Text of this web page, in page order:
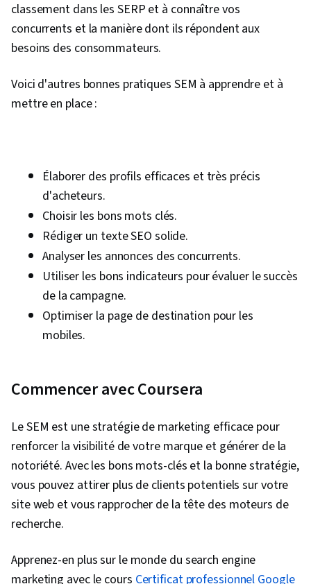
classement dans les SERP et à connaître vos
concurrents et la manière dont ils répondent aux
besoins des consommateurs.
Voici d'autres bonnes pratiques SEM à apprendre et à
mettre en place :
Élaborer des profils efficaces et très précis
d'acheteurs.
Choisir les bons mots clés.
Rédiger un texte SEO solide.
Analyser les annonces des concurrents.
Utiliser les bons indicateurs pour évaluer le succès
de la campagne.
Optimiser la page de destination pour les
mobiles.
Commencer avec Coursera
Le SEM est une stratégie de marketing efficace pour
renforcer la visibilité de votre marque et générer de la
notoriété. Avec les bons mots-clés et la bonne stratégie,
vous pouvez attirer plus de clients potentiels sur votre
site web et vous rapprocher de la tête des moteurs de
recherche.
Apprenez-en plus sur le monde du search engine
marketing avec le cours Certificat professionnel Google